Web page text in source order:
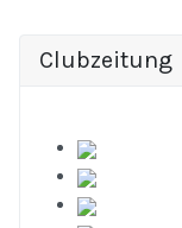
Clubzeitung